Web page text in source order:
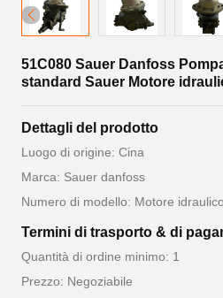
51C080 Sauer Danfoss
standard Sauer Motore
Dettagli del prodotto
Luogo di origine: Cina
Marca: Sauer danfoss
Numero di modello: Motore
Termini di trasporto & di
Quantità di ordine minimo: 1
Prezzo: Negoziabile